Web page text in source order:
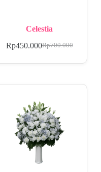
Celestia
Rp700.000
Rp450.000